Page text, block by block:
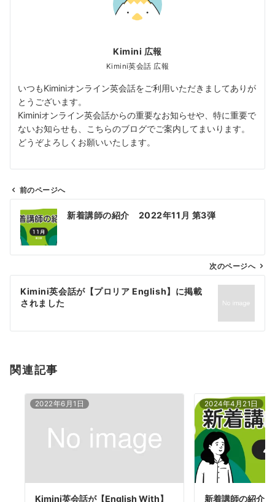
Kimini 広報
Kimini英会話 広報
いつもKiminiオンライン英会話をご利用いただきましてありが
とうございます。
Kiminiオンライン英会話からの重要なお知らせや、特に重要で
ないお知らせも、こちらのブログでご案内してまいります。
どうぞよろしくお願いいたします。
ビ
ン
前のページへ
新着講師の紹介 2022年11月 第3弾
次のページへ
Kimini英会話が【プロリア English】に掲載
されました
関連記事
2022年6月1日
Kimini英会話が【English With】
2024年4月21日
新着講師の紹介